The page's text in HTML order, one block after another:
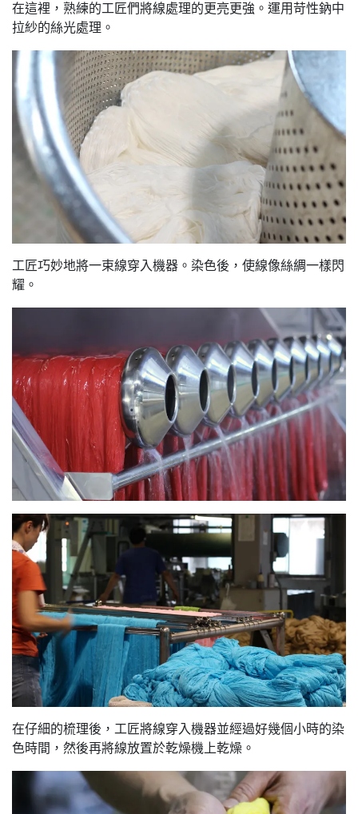
在這裡，熟練的工匠們將線處理的更亮更強。運用苛性鈉中
拉紗的絲光處理。
工匠巧妙地將一束線穿入機器。染色後，使線像絲綢一樣閃
耀。
在仔細的梳理後，工匠將線穿入機器並經過好幾個小時的染
色時間，然後再將線放置於乾燥機上乾燥。